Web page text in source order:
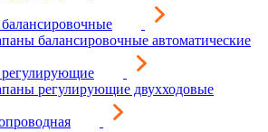
балансировочные автоматические
регулирующие двухходовые